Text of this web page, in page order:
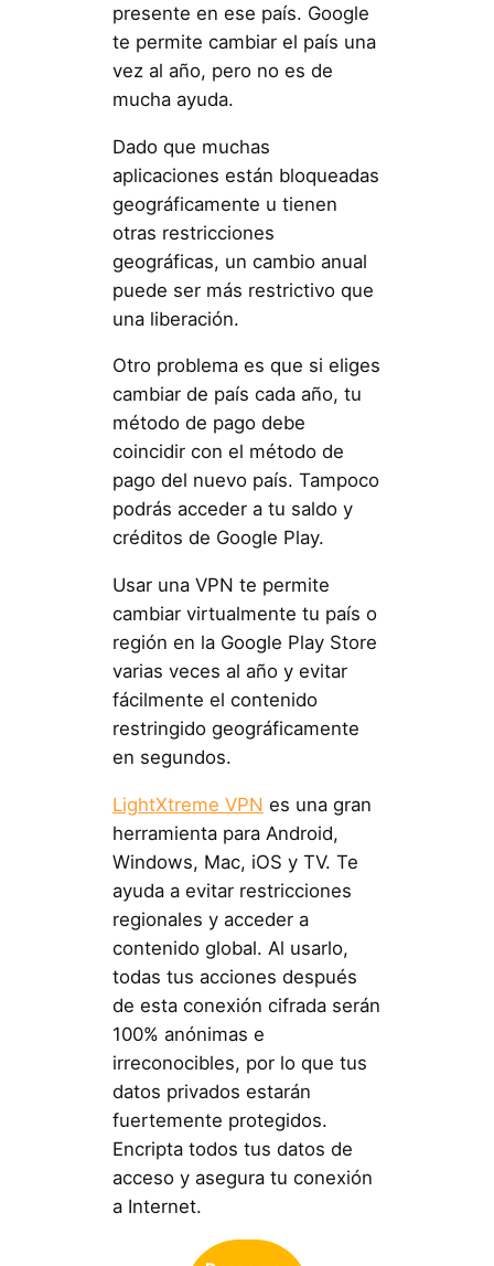
presente en ese país. Google
te permite cambiar el país una
vez al año, pero no es de
mucha ayuda.
Dado que muchas
aplicaciones están bloqueadas
geográficamente u tienen
otras restricciones
geográficas, un cambio anual
puede ser más restrictivo que
una liberación.
Otro problema es que si eliges
cambiar de país cada año, tu
método de pago debe
coincidir con el método de
pago del nuevo país. Tampoco
podrás acceder a tu saldo y
créditos de Google Play.
Usar una VPN te permite
cambiar virtualmente tu país o
región en la Google Play Store
varias veces al año y evitar
fácilmente el contenido
restringido geográficamente
en segundos.
LightXtreme VPN es una gran
herramienta para Android,
Windows, Mac, iOS y TV. Te
ayuda a evitar restricciones
regionales y acceder a
contenido global. Al usarlo,
todas tus acciones después
de esta conexión cifrada serán
100% anónimas e
irreconocibles, por lo que tus
datos privados estarán
fuertemente protegidos.
Encripta todos tus datos de
acceso y asegura tu conexión
a Internet.